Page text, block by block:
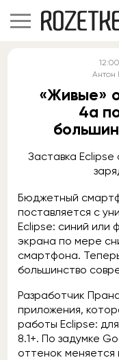
12:00
Антон
«Живые»
4a
Заставка
Бюджетный
поставляется с
Eclipse: синий или
экрана по мере
смартфона.
большинство
Разработчик
приложения,
работы Eclipse:
8.1+. По задумке
оттенок меняется